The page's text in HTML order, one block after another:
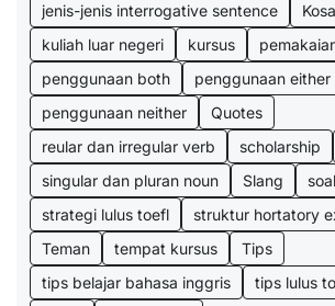
jenis-jenis interrogative sentence
kuliah luar negeri
kursus
penggunaan both
penggunaan either
penggunaan neither
Quotes
reular dan irregular verb
scholarship
singular dan pluran noun
Slang
strategi lulus toefl
struktur hortatory
Teman
tempat kursus
Tips
tips belajar bahasa inggris
tips lulus